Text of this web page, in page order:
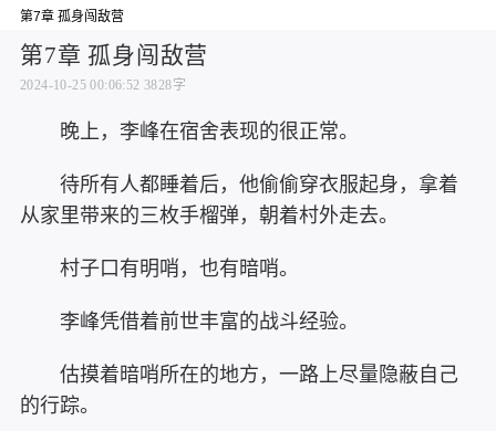
第7章 孤身闯敌营
第7章 孤身闯敌营
2024-10-25 00:06:52 3828字
晚上，李峰在宿舍表现的很正常。
待所有人都睡着后，他偷偷穿衣服起身，拿着
从家里带来的三枚手榴弹，朝着村外走去。
村子口有明哨，也有暗哨。
李峰凭借着前世丰富的战斗经验。
估摸着暗哨所在的地方，一路上尽量隐蔽自己
的行踪。